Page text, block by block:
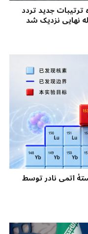
ترتیبات جدید تردد
نهایی نزدیک شد
اتمی نادر توسط